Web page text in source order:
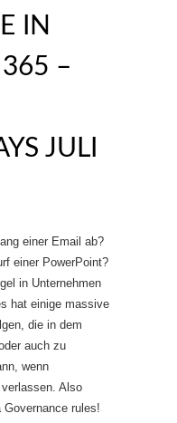
IN
–
JULI
einer Email ab?
einer PowerPoint?
in Unternehmen
hat einige massive
die in dem
auch zu
wenn
Also
rules!